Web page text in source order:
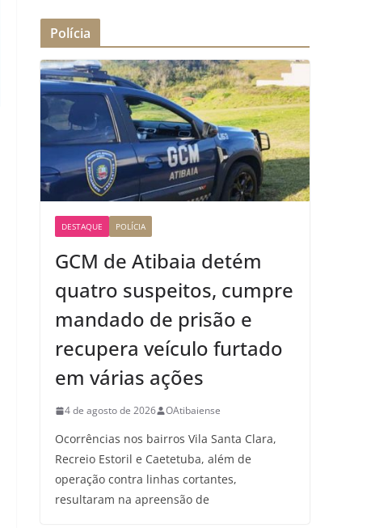
Polícia
DESTAQUE POLÍCIA
GCM de Atibaia detém
quatro suspeitos, cumpre
mandado de prisão e
recupera veículo furtado
em várias ações
4 de agosto de 2026 OAtibaiense
Ocorrências nos bairros Vila Santa Clara,
Recreio Estoril e Caetetuba, além de
operação contra linhas cortantes,
resultaram na apreensão de